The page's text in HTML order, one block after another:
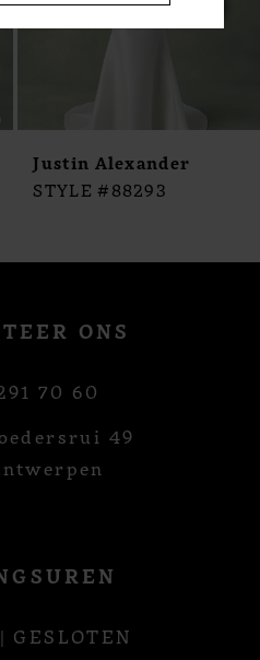
Justin Alexander
STYLE #88293
ONS
70 60
49
| GESLOTEN